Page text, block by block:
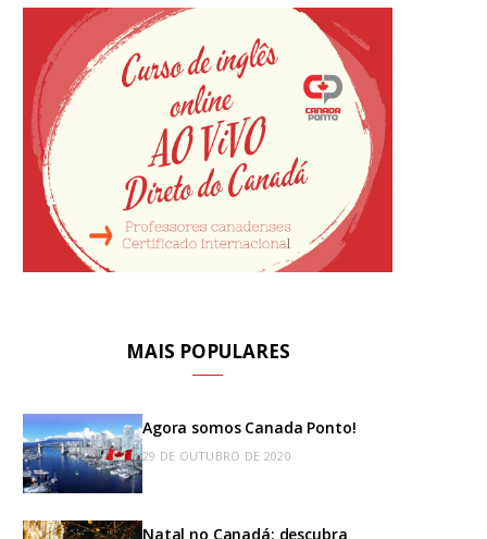
MAIS POPULARES
Agora somos Canada Ponto!
29 DE OUTUBRO DE 2020
Natal no Canadá: descubra